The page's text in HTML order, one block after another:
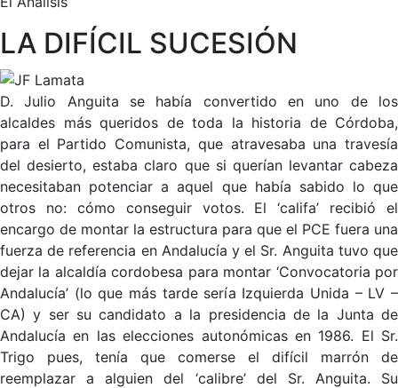
LA DIFÍCIL SUCESIÓN
D. Julio Anguita se había convertido en uno de los
alcaldes más queridos de toda la historia de Córdoba,
para el Partido Comunista, que atravesaba una travesía
del desierto, estaba claro que si querían levantar cabeza
necesitaban potenciar a aquel que había sabido lo que
otros no: cómo conseguir votos. El ‘califa’ recibió el
encargo de montar la estructura para que el PCE fuera una
fuerza de referencia en Andalucía y el Sr. Anguita tuvo que
dejar la alcaldía cordobesa para montar ‘Convocatoria por
Andalucía’ (lo que más tarde sería Izquierda Unida – LV –
CA) y ser su candidato a la presidencia de la Junta de
Andalucía en las elecciones autonómicas en 1986. El Sr.
Trigo pues, tenía que comerse el difícil marrón de
reemplazar a alguien del ‘calibre’ del Sr. Anguita. Su